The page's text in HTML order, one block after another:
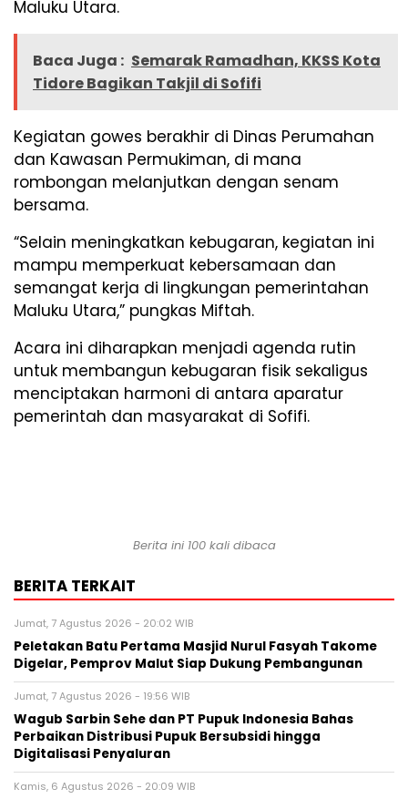
Maluku Utara.
Baca Juga : Semarak Ramadhan, KKSS Kota
Tidore Bagikan Takjil di Sofifi
Kegiatan gowes berakhir di Dinas Perumahan
dan Kawasan Permukiman, di mana
rombongan melanjutkan dengan senam
bersama.
“Selain meningkatkan kebugaran, kegiatan ini
mampu memperkuat kebersamaan dan
semangat kerja di lingkungan pemerintahan
Maluku Utara,” pungkas Miftah.
Acara ini diharapkan menjadi agenda rutin
untuk membangun kebugaran fisik sekaligus
menciptakan harmoni di antara aparatur
pemerintah dan masyarakat di Sofifi.
Berita ini 100 kali dibaca
BERITA TERKAIT
Jumat, 7 Agustus 2026 - 20:02 WIB
Peletakan Batu Pertama Masjid Nurul Fasyah Takome
Digelar, Pemprov Malut Siap Dukung Pembangunan
Jumat, 7 Agustus 2026 - 19:56 WIB
Wagub Sarbin Sehe dan PT Pupuk Indonesia Bahas
Perbaikan Distribusi Pupuk Bersubsidi hingga
Digitalisasi Penyaluran
Kamis, 6 Agustus 2026 - 20:09 WIB